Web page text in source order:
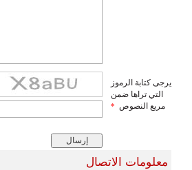
يرجى كتابة الرموز
التي تراها ضمن
مربع النصوص *
معلومات الاتصال